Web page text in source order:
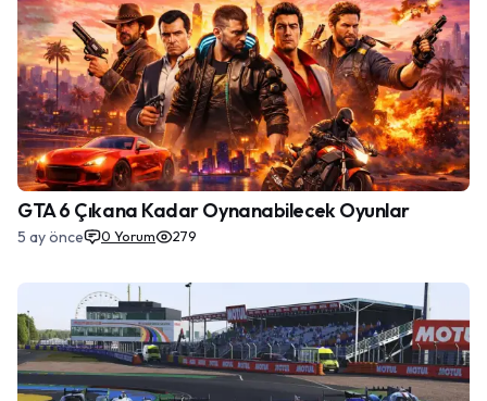
GTA 6 Çıkana Kadar Oynanabilecek Oyunlar
5 ay önce 0 Yorum 279